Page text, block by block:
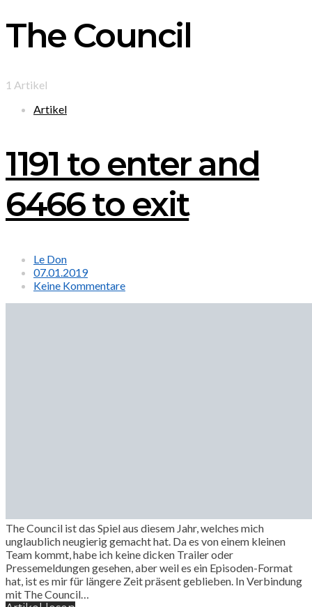
The Council
1 Artikel
Artikel
1191 to enter and
6466 to exit
Le Don
07.01.2019
Keine Kommentare
The Council ist das Spiel aus diesem Jahr, welches mich
unglaublich neugierig gemacht hat. Da es von einem kleinen
Team kommt, habe ich keine dicken Trailer oder
Pressemeldungen gesehen, aber weil es ein Episoden-Format
hat, ist es mir für längere Zeit präsent geblieben. In Verbindung
mit The Council…